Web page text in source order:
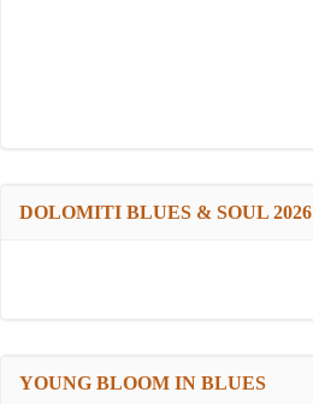
DOLOMITI BLUES & SOUL 2026
YOUNG BLOOM IN BLUES